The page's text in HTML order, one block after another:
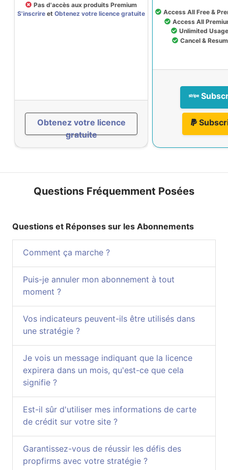
Pas d'accès aux produits Premium
S'inscrire etObtenez votre licence gratuite
Obtenez votre licence
gratuite
Access All Free &
Access All
Unlimited
Cancel &
Questions Fréquemment Posées
Questions et Réponses sur les Abonnements
Comment ça marche ?
Puis-je annuler mon abonnement à tout
moment ?
Vos indicateurs peuvent-ils être utilisés dans
une stratégie ?
Je vois un message indiquant que la licence
expirera dans un mois, qu'est-ce que cela
signifie ?
Est-il sûr d'utiliser mes informations de carte
de crédit sur votre site ?
Garantissez-vous de réussir les défis des
propfirms avec votre stratégie ?